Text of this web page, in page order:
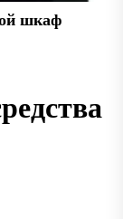
шкаф